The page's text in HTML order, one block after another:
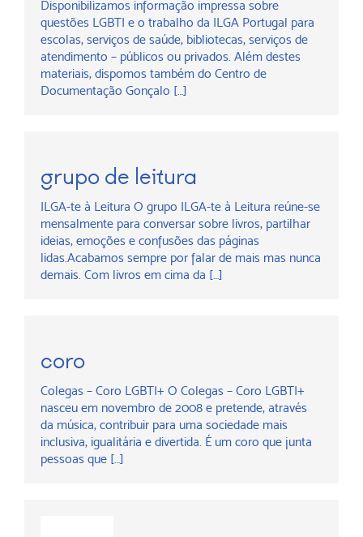
Disponibilizamos informação impressa sobre
questões LGBTI e o trabalho da ILGA Portugal para
escolas, serviços de saúde, bibliotecas, serviços de
atendimento – públicos ou privados. Além destes
materiais, dispomos também do Centro de
Documentação Gonçalo […]
grupo de leitura
ILGA-te à Leitura O grupo ILGA-te à Leitura reúne-se
mensalmente para conversar sobre livros, partilhar
ideias, emoções e confusões das páginas
lidas.Acabamos sempre por falar de mais mas nunca
demais. Com livros em cima da […]
coro
Colegas – Coro LGBTI+ O Colegas – Coro LGBTI+
nasceu em novembro de 2008 e pretende, através
da música, contribuir para uma sociedade mais
inclusiva, igualitária e divertida. É um coro que junta
pessoas que […]